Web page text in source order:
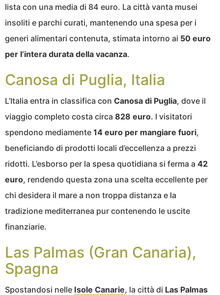
lista con una media di 84 euro. La città vanta musei
insoliti e parchi curati, mantenendo una spesa per i
generi alimentari contenuta, stimata intorno ai 50 euro
per l’intera durata della vacanza.
Canosa di Puglia, Italia
L’Italia entra in classifica con Canosa di Puglia, dove il
viaggio completo costa circa 828 euro. I visitatori
spendono mediamente 14 euro per mangiare fuori,
beneficiando di prodotti locali d’eccellenza a prezzi
ridotti. L’esborso per la spesa quotidiana si ferma a 42
euro, rendendo questa zona una scelta eccellente per
chi desidera il mare a non troppa distanza e la
tradizione mediterranea pur contenendo le uscite
finanziarie.
Las Palmas (Gran Canaria),
Spagna
Spostandosi nelle Isole Canarie, la città di Las Palmas